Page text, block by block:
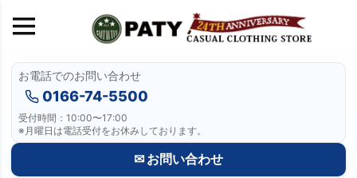
お電話でのお問い合わせ
0166-74-5500
受付時間：10:00〜17:00
※月曜日は電話受付をお休みしております。
✉ お問い合わせ